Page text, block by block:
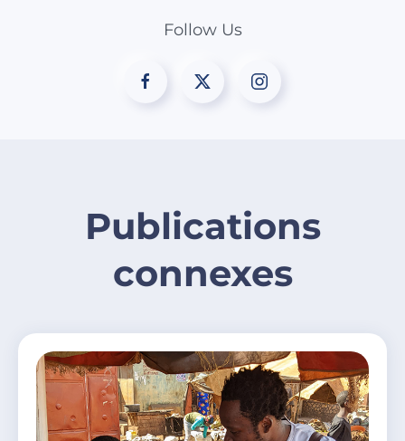
Follow Us
Publications
connexes